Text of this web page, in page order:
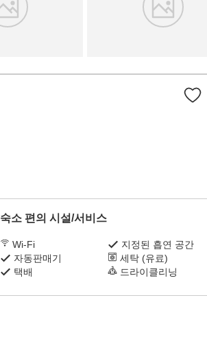
숙소 편의 시설/서비스
Wi-Fi
지정된 흡연 공간
자동판매기
세탁 (유료)
택배
드라이클리닝